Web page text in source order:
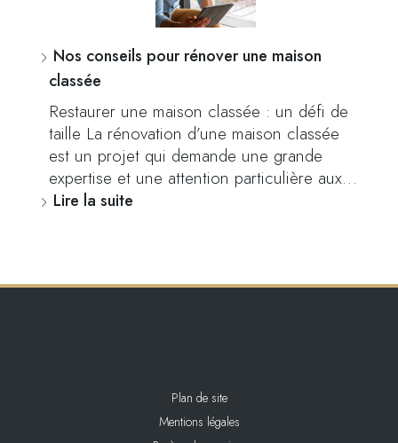
Nos conseils pour rénover une maison
classée
Restaurer une maison classée : un défi de
taille La rénovation d’une maison classée
est un projet qui demande une grande
expertise et une attention particulière aux…
Lire la suite
Plan de site
Mentions légales